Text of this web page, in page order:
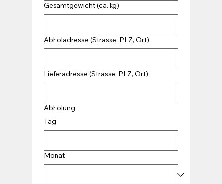
Gesamtgewicht (ca. kg)
Abholadresse (Strasse, PLZ, Ort)
Lieferadresse (Strasse, PLZ, Ort)
Abholung
Tag
Monat